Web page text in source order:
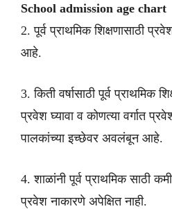
School admission age chart
2. पूर्व प्राथमिक शिक्षणासाठी
आहे.
3. किती वर्षासाठी पूर्व प्राथमिक
प्रवेश घ्यावा व कोणत्या वर्गात
पालकांच्या इच्छेवर अवलंबून आहे.
4. शाळांनी पूर्व प्राथमिक साठी
प्रवेश नाकारणे अपेक्षित नाही.